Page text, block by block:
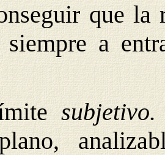
que la
siempre a